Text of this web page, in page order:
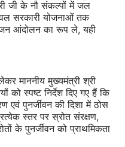
जी के नौ संकल्पों में जल
सरकारी योजनाओं तक
जन आंदोलन का रूप ले, यही
माननीय मुख्यमंत्री श्री
को स्पष्ट निर्देश दिए गए हैं कि
एवं पुनर्जीवन की दिशा में ठोस
स्तर पर स्रोत संरक्षण,
के पुनर्जीवन को प्राथमिकता